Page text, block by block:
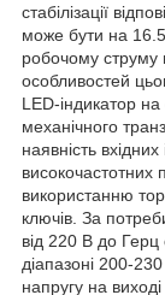
стабілізації
може бути на
робочому
особливостей
LED-індикатор
механічного
наявність
використанню
ключів. За
від 220 В до
діапазоні 200-
напругу на